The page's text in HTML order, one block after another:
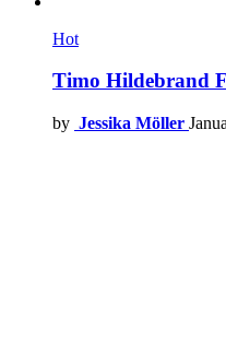
Hot
Timo Hildebrand
by Jessika Möller